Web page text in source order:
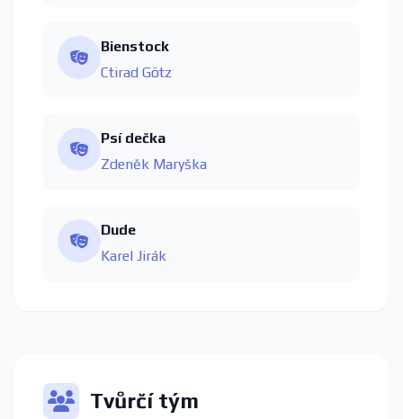
Bienstock
Ctirad Götz
Psí dečka
Zdeněk Maryška
Dude
Karel Jirák
Tvůrčí tým